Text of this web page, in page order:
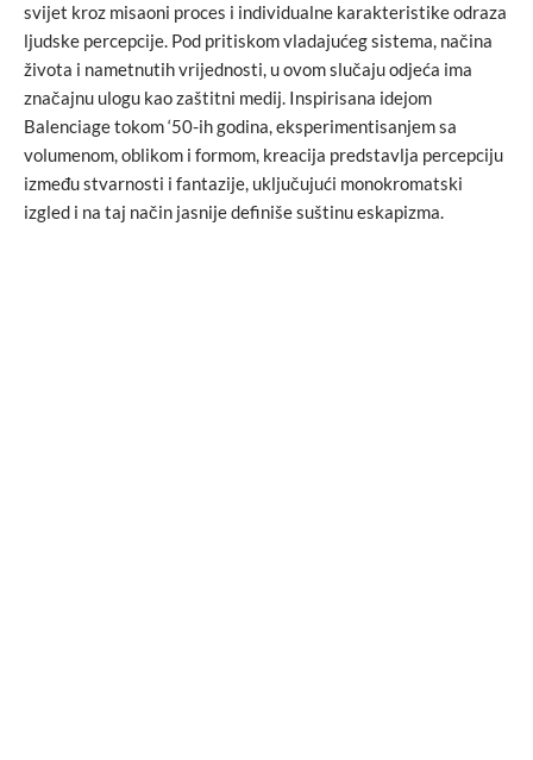
svijet kroz misaoni proces i individualne karakteristike odraza
ljudske percepcije. Pod pritiskom vladajućeg sistema, načina
života i nametnutih vrijednosti, u ovom slučaju odjeća ima
značajnu ulogu kao zaštitni medij. Inspirisana idejom
Balenciage tokom ‘50-ih godina, eksperimentisanjem sa
volumenom, oblikom i formom, kreacija predstavlja percepciju
između stvarnosti i fantazije, uključujući monokromatski
izgled i na taj način jasnije definiše suštinu eskapizma.